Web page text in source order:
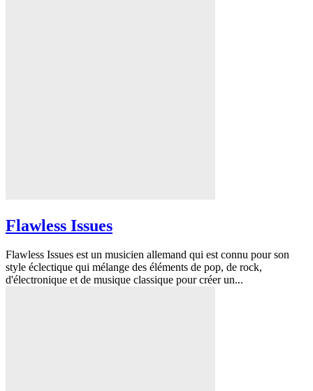
Flawless Issues
Flawless Issues est un musicien allemand qui est connu pour son
style éclectique qui mélange des éléments de pop, de rock,
d'électronique et de musique classique pour créer un...